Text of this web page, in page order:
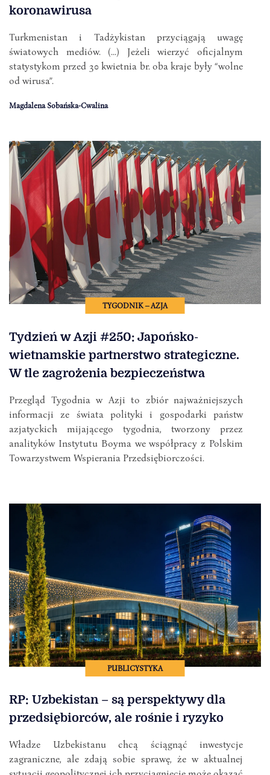
koronawirusa
Turkmenistan i Tadżykistan przyciągają uwagę
światowych mediów. (...) Jeżeli wierzyć oficjalnym
statystykom przed 30 kwietnia br. oba kraje były “wolne
od wirusa”.
Magdalena Sobańska-Cwalina
TYGODNIK – AZJA
Tydzień w Azji #250: Japońsko-
wietnamskie partnerstwo strategiczne.
W tle zagrożenia bezpieczeństwa
Przegląd Tygodnia w Azji to zbiór najważniejszych
informacji ze świata polityki i gospodarki państw
azjatyckich mijającego tygodnia, tworzony przez
analityków Instytutu Boyma we współpracy z Polskim
Towarzystwem Wspierania Przedsiębiorczości.
PUBLICYSTYKA
RP: Uzbekistan – są perspektywy dla
przedsiębiorców, ale rośnie i ryzyko
Władze Uzbekistanu chcą ściągnąć inwestycje
zagraniczne, ale zdają sobie sprawę, że w aktualnej